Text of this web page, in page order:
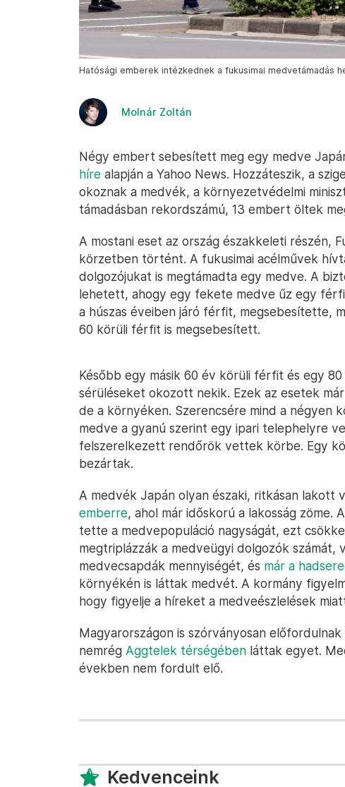
Hatósági emberek intézkednek a fukusimai medvetámadás
Molnár Zoltán
Négy embert sebesített meg egy medve
híre alapján a Yahoo News. Hozzáteszik, a
okoznak a medvék, a környezetvédelmi
támadásban rekordszámú, 13 embert öltek
A mostani eset az ország északkeleti részén,
körzetben történt. A fukusimai acélművek
dolgozójukat is megtámadta egy medve. A
lehetett, ahogy egy fekete medve űz egy
a húszas éveiben járó férfit, megsebesítette,
60 körüli férfit is megsebesített.
Később egy másik 60 év körüli férfit és egy
sérüléseket okozott nekik. Ezek az esetek
de a környéken. Szerencsére mind a négyen
medve a gyanú szerint egy ipari telephelyre
felszerelkezett rendőrök vettek körbe. Egy
bezártak.
A medvék Japán olyan északi, ritkásan lakott
emberre, ahol már időskorú a lakosság zöme.
tette a medvepopuláció nagyságát, ezt
megtriplázzák a medveügyi dolgozók számát,
medvecsapdák mennyiségét, és már a
környékén is láttak medvét. A kormány
hogy figyelje a híreket a medveészlelések
Magyarországon is szórványosan
nemrég Aggtelek térségében láttak egyet.
években nem fordult elő.
Kedvenceink